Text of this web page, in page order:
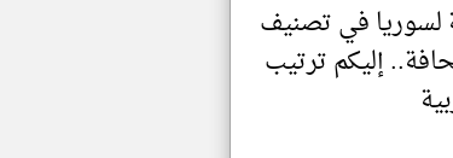
لسوريا في تصنيف
إليكم ترتيب